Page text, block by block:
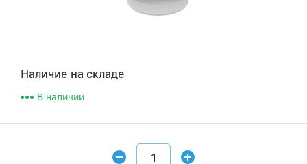
Наличие на складе
В наличии